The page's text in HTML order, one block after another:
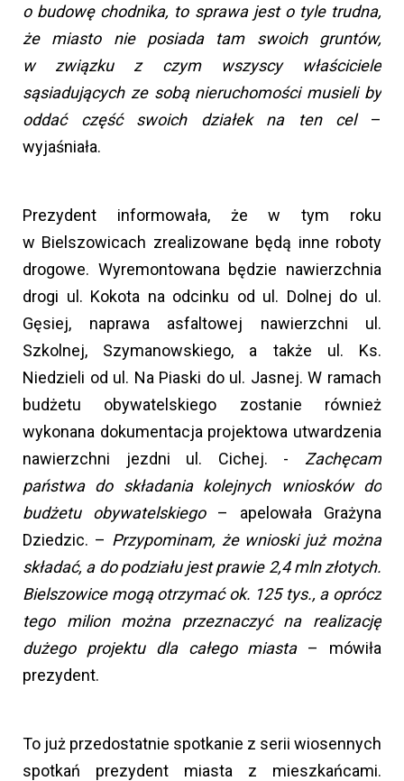
o budowę chodnika, to sprawa jest o tyle trudna,
że miasto nie posiada tam swoich gruntów,
w związku z czym wszyscy właściciele
sąsiadujących ze sobą nieruchomości musieli by
oddać część swoich działek na ten cel–
wyjaśniała.
Prezydent informowała, że w tym roku
w Bielszowicach zrealizowane będą inne roboty
drogowe. Wyremontowana będzie nawierzchnia
drogi ul. Kokota na odcinku od ul. Dolnej do ul.
Gęsiej, naprawa asfaltowej nawierzchni ul.
Szkolnej, Szymanowskiego, a także ul. Ks.
Niedzieli od ul. Na Piaski do ul. Jasnej. W ramach
budżetu obywatelskiego zostanie również
wykonana dokumentacja projektowa utwardzenia
nawierzchni jezdni ul. Cichej. - Zachęcam
państwa do składania kolejnych wniosków do
budżetu obywatelskiego – apelowała Grażyna
Dziedzic. – Przypominam, że wnioski już można
składać, a do podziału jest prawie 2,4 mln złotych.
Bielszowice mogą otrzymać ok. 125 tys., a oprócz
tego milion można przeznaczyć na realizację
dużego projektu dla całego miasta– mówiła
prezydent.
To już przedostatnie spotkanie z serii wiosennych
spotkań prezydent miasta z mieszkańcami.